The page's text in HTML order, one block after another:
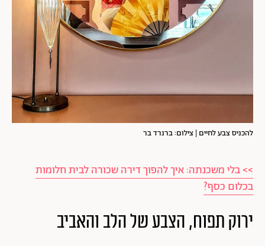
להכניס צבע לחיים | צילום: ברנרד בר
>> בלי משכנתה: איך להפוך דירה שכורה לבית חלומות
בכלום כסף?
ירוק תפוח, הצבע של הלב והאביב